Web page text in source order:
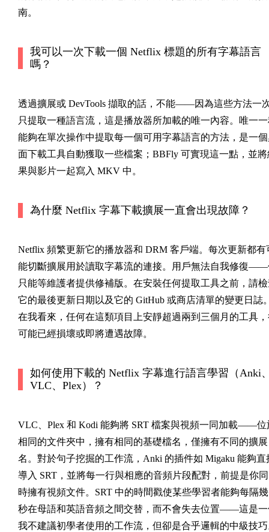
南。
我可以一次下載一個 Netflix 標題的所有字幕語言
嗎？
透過擴展或 DevTools 擷取的話，不能——因為這些方法一
只提取一種語言流，這是播放器所加載的唯一內容。唯一
能夠在單次操作中提取每一個可用字幕語言的方法，是一
面下載工具自動獲取一些檔案；BBFly 可實現這一點，並將
果與影片一起寫入 MKV 中。
為什麼 Netflix 字幕下載擴展一直會出現故障？
Netflix 頻繁更新它的播放器和 DRM 客戶端。每次更新都有
能切斷擴展用於讀取字幕流的連接。用戶無法自我修復——
只能等維護者提供修補版。在安裝任何提取工具之前，請
它的最後更新日期以及它的 GitHub 或商店清單的變更日誌
在我看來，任何在這類項目上安靜超過兩到三個月的工具
可能已經損壞或即將遭遇故障。
如何使用下載的 Netflix 字幕進行語言學習（Anki
VLC、Plex）？
VLC、Plex 和 Kodi 能夠將 SRT 檔案與視頻一同加載——位
相同的文件夾中，擁有相同的基礎檔名，僅擁有不同的擴展
名。對於句子挖掘的工作流，Anki 的插件如 Migaku 能夠直
導入 SRT，並將每一行與相應的音頻片段配對，前提是你同
時擁有視頻文件。SRT 中的時間戳使某些學習者能夠每隔幾
秒在母語和英語音頻之間交替，而不會失去位置——這是一
我不建議初學者使用的工作流，但卻是合乎邏輯的中級技